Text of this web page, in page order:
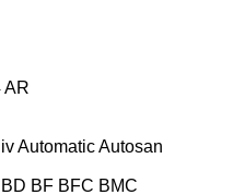
AR
AutomaticAutosan
BD BF BFC BMC